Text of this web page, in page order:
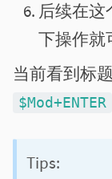
后续在这
下操作就
当前看到标
$Mod+ENTER
Tips: